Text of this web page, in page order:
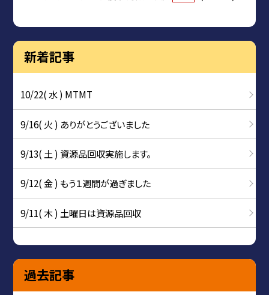
新着記事
10/22( 水 ) MTMT
9/16( 火 ) ありがとうございました
9/13( 土 ) 資源品回収実施します。
9/12( 金 ) もう１週間が過ぎました
9/11( 木 ) 土曜日は資源品回収
過去記事